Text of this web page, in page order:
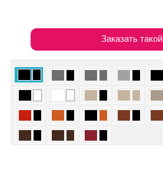
Заказать такой